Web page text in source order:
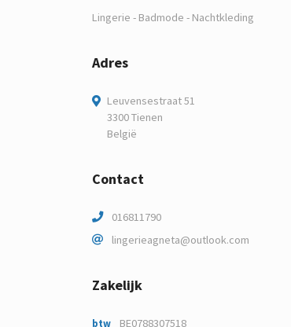
Lingerie - Badmode - Nachtkleding
Adres
Leuvensestraat 51
3300 Tienen
België
Contact
016811790
lingerieagneta@outlook.com
Zakelijk
btw BE0788307518